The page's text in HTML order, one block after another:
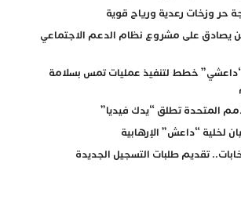
حر وزخات رعدية ورياح قوية
يصادق على مشروع نظام الدعم الاجتماعي
خطط لتنفيذ عمليات تمس بسلامة
المتحدة تطلق “يدك فيديا”
لخلية “داعش” الإرهابية
تقديم طلبات التسجيل الجديدة